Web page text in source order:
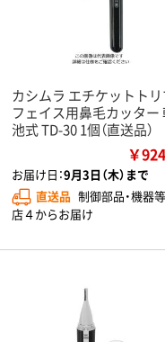
カシムラ エチケットト
フェイス用鼻毛カッター
池式 TD-30 1個（直送品）
￥924
お届け日：9月3日（木）まで
直送品 制御部品・機器
店４からお届け